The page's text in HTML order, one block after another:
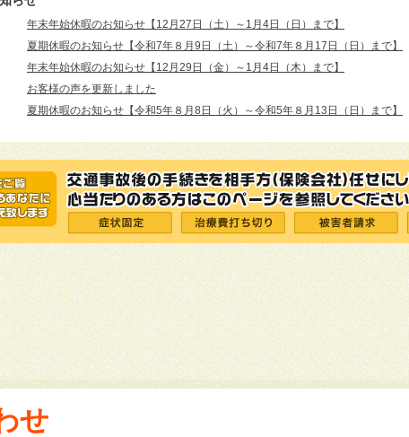
年末年始休暇のお知らせ【12月27日（土）～1月4日（日）まで】
夏期休暇のお知らせ【令和7年８月9日（土）～令和7年８月17日（日）まで】
年末年始休暇のお知らせ【12月29日（金）～1月4日（木）まで】
お客様の声を更新しました
夏期休暇のお知らせ【令和5年８月8日（火）～令和5年８月13日（日）まで】
せ